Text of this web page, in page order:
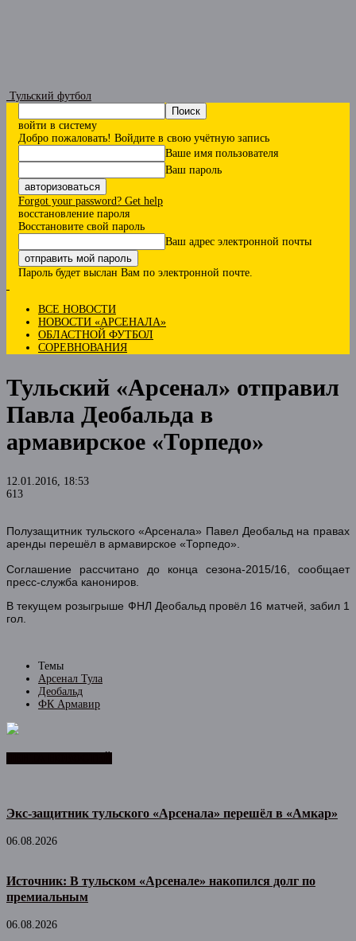
Тульский футбол
войти в систему
Добро пожаловать! Войдите в свою учётную запись
Ваше имя пользователя
Ваш пароль
Forgot your password? Get help
восстановление пароля
Восстановите свой пароль
Ваш адрес электронной почты
Пароль будет выслан Вам по электронной почте.
ВСЕ НОВОСТИ
НОВОСТИ «АРСЕНАЛА»
ОБЛАСТНОЙ ФУТБОЛ
СОРЕВНОВАНИЯ
Тульский «Арсенал» отправил
Павла Деобальда в
армавирское «Торпедо»
12.01.2016, 18:53
613
Полузащитник тульского «Арсенала» Павел Деобальд на правах
аренды перешёл в армавирское «Торпедо».
Соглашение рассчитано до конца сезона-2015/16, сообщает
пресс-служба канониров.
В текущем розыгрыше ФНЛ Деобальд провёл 16 матчей, забил 1
гол.
Темы
Арсенал Тула
Деобальд
ФК Армавир
Экс-защитник тульского «Арсенала» перешёл в «Амкар»
06.08.2026
Источник: В тульском «Арсенале» накопился долг по
премиальным
06.08.2026